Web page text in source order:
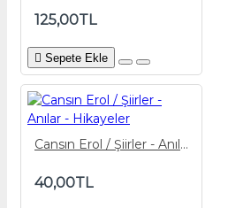
125,00TL
Sepete Ekle
Cansın Erol / Şiirler - Anılar - Hikayeler
40,00TL